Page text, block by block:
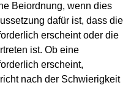
Beiordnung, wenn dies
dafür ist, dass die
erscheint oder die
ist. Ob eine
erscheint,
nach der Schwierigkeit